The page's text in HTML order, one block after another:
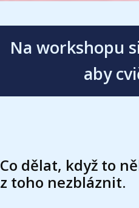
Na workshopu
aby
Co dělat, když to
z toho nezbláznit.